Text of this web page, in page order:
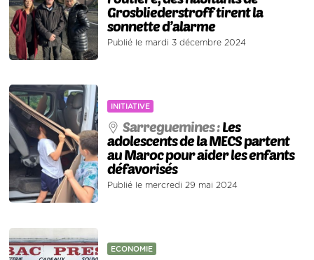
Grosbliederstroff tirent la
sonnette d’alarme
Publié le mardi 3 décembre 2024
INITIATIVE
Sarreguemines :Les
adolescents de la MECS partent
au Maroc pour aider les enfants
défavorisés
Publié le mercredi 29 mai 2024
ECONOMIE